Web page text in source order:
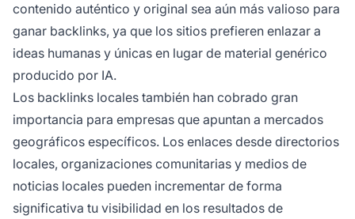
contenido auténtico y original sea aún más valioso para
ganar backlinks, ya que los sitios prefieren enlazar a
ideas humanas y únicas en lugar de material genérico
producido por IA.
Los backlinks locales también han cobrado gran
importancia para empresas que apuntan a mercados
geográficos específicos. Los enlaces desde directorios
locales, organizaciones comunitarias y medios de
noticias locales pueden incrementar de forma
significativa tu visibilidad en los resultados de